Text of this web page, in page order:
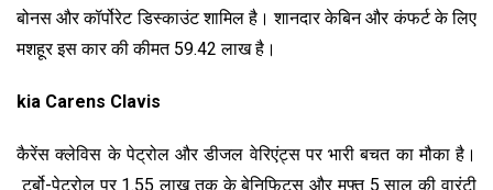
बोनस और कॉर्पोरेट डिस्काउंट शामिल है। शानदार केबिन और कंफर्ट के लिए
मशहूर इस कार की कीमत ₹59.42 लाख है।
kia Carens Clavis
कैरेंस क्लेविस के पेट्रोल और डीजल वेरिएंट्स पर भारी बचत का मौका है।
टर्बो-पेट्रोल पर ₹1.55 लाख तक के बेनिफिट्स और मुफ्त 5 साल की वारंटी